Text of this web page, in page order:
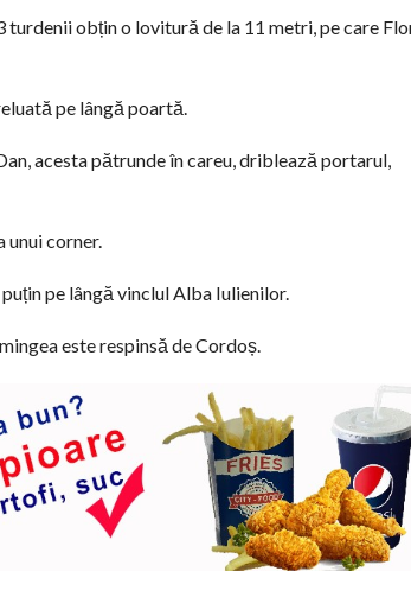
obțin o lovitură de la 11 metri, pe care
pe lângă poartă.
acesta pătrunde în careu, driblează portarul,
unui corner.
pe lângă vinclul Alba Iulienilor.
este respinsă de Cordoș.